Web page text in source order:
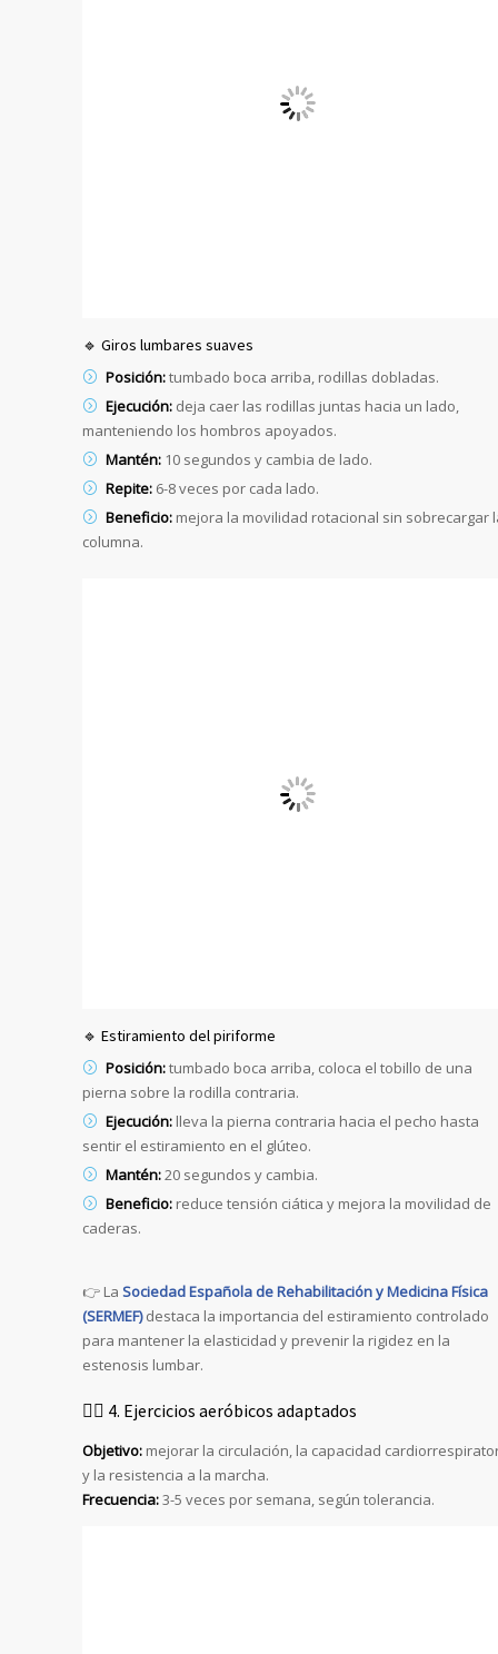
🔹 Giros lumbares suaves
Posición:tumbado boca arriba, rodillas dobladas.
Ejecución: deja caer las rodillas juntas hacia un lado,
manteniendo los hombros apoyados.
Mantén: 10 segundos y cambia de lado.
Repite: 6-8 veces por cada lado.
Beneficio: mejora la movilidad rotacional sin sobrecargar
columna.
🔹 Estiramiento del piriforme
Posición:tumbado boca arriba, coloca el tobillo de una
pierna sobre la rodilla contraria.
Ejecución: lleva la pierna contraria hacia el pecho hasta
sentir el estiramiento en el glúteo.
Mantén:20 segundos y cambia.
Beneficio: reduce tensión ciática y mejora la movilidad de
caderas.
👉 La Sociedad Española de Rehabilitación y Medicina Física
(SERMEF)destaca la importancia del estiramiento controlado
para mantener la elasticidad y prevenir la rigidez en la
estenosis lumbar.
🚶‍♀️ 4. Ejercicios aeróbicos adaptados
Objetivo: mejorar la circulación, la capacidad
y la resistencia a la marcha.
Frecuencia:3-5 veces por semana, según tolerancia.